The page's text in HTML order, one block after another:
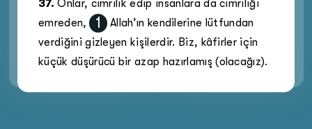
37. Onlar, cimrilik edip insanlara da cimriliği
emreden,
1 Allah’ın kendilerine lütfundan
verdiğini gizleyen kişilerdir. Biz, kâfirler için
küçük düşürücü bir azap hazırlamış (olacağız).